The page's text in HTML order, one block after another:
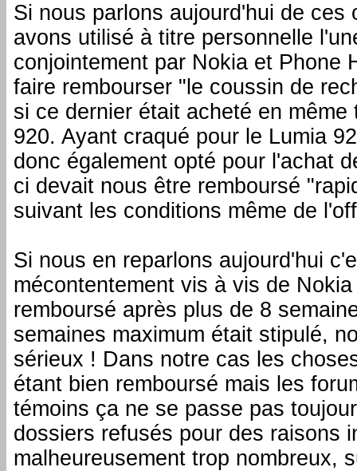
Si nous parlons aujourd'hui de ces
avons utilisé à titre personnelle
conjointement par Nokia et Phone
faire rembourser "le coussin de
si ce dernier était acheté en
920. Ayant craqué pour le Lumia
donc également opté pour l'achat
ci devait nous être remboursé
suivant les conditions même de
Si nous en reparlons aujourd'hui
mécontentement vis à vis de
remboursé après plus de 8
semaines maximum était stipulé,
sérieux ! Dans notre cas les
étant bien remboursé mais les
témoins ça ne se passe pas
dossiers refusés pour des raisons
malheureusement trop nombreux,